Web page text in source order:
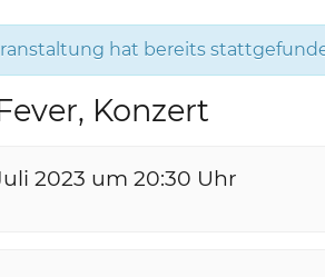
hat bereits
Konzert
2023 um 20:30 Uhr